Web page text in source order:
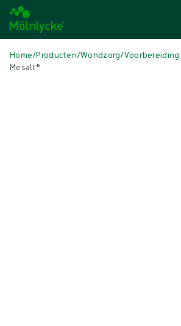
Home/Producten/Wondzorg/
Mesalt®